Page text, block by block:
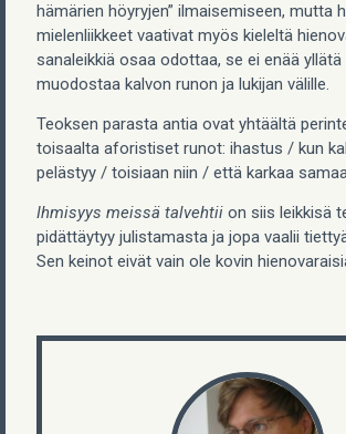
hämärien höyryjen” ilmaisemiseen, mutta
mielenliikkeet vaativat myös kieleltä
sanaleikkiä osaa odottaa, se ei enää yllätä
muodostaa kalvon runon ja lukijan välille.
Teoksen parasta antia ovat yhtäältä
toisaalta aforistiset runot: ihastus / kun
pelästyy / toisiaan niin / että karkaa
Ihmisyys meissä talvehtii on siis leikkisä
pidättäytyy julistamasta ja jopa vaalii
Sen keinot eivät vain ole kovin